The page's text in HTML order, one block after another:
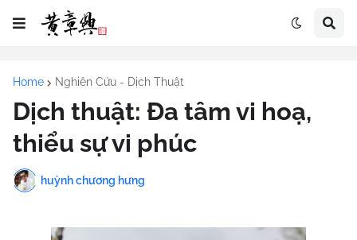
Home Nghiên Cứu - Dịch Thuật
Dịch thuật: Đa tâm vi hoạ,
thiểu sự vi phúc
huỳnh chương hưng